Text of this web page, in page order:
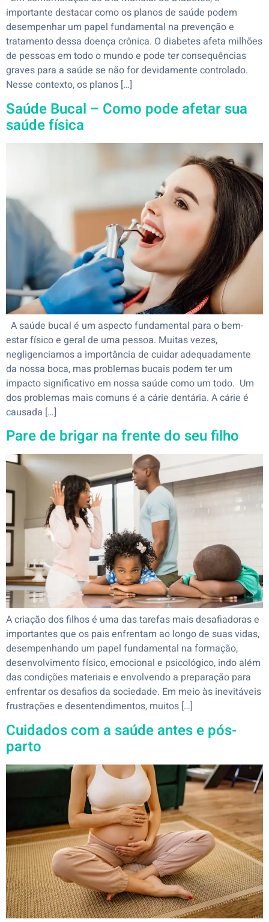
importante destacar como os planos de saúde podem
desempenhar um papel fundamental na prevenção e
tratamento dessa doença crônica. O diabetes afeta milhões
de pessoas em todo o mundo e pode ter consequências
graves para a saúde se não for devidamente controlado.
Nesse contexto, os planos […]
Saúde Bucal – Como pode afetar sua
saúde física
A saúde bucal é um aspecto fundamental para o bem-
estar físico e geral de uma pessoa. Muitas vezes,
negligenciamos a importância de cuidar adequadamente
da nossa boca, mas problemas bucais podem ter um
impacto significativo em nossa saúde como um todo. Um
dos problemas mais comuns é a cárie dentária. A cárie é
causada […]
Pare de brigar na frente do seu filho
A criação dos filhos é uma das tarefas mais desafiadoras e
importantes que os pais enfrentam ao longo de suas vidas,
desempenhando um papel fundamental na formação,
desenvolvimento físico, emocional e psicológico, indo além
das condições materiais e envolvendo a preparação para
enfrentar os desafios da sociedade. Em meio às inevitáveis
frustrações e desentendimentos, muitos […]
Cuidados com a saúde antes e pós-
parto